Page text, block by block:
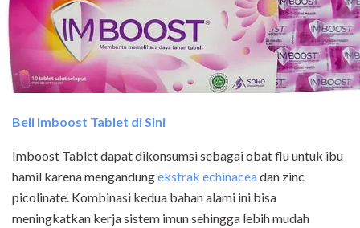
Beli Imboost Tablet di Sini
Imboost Tablet dapat dikonsumsi sebagai obat flu untuk ibu
hamil karena mengandungekstrak echinaceadan zinc
picolinate. Kombinasi kedua bahan alami ini bisa
meningkatkan kerja sistem imun sehingga lebih mudah